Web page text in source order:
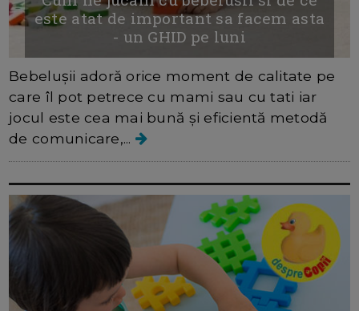
este atat de important sa facem asta
- un GHID pe luni
Bebelușii adoră orice moment de calitate pe
care îl pot petrece cu mami sau cu tati iar
jocul este cea mai bună și eficientă metodă
de comunicare,...